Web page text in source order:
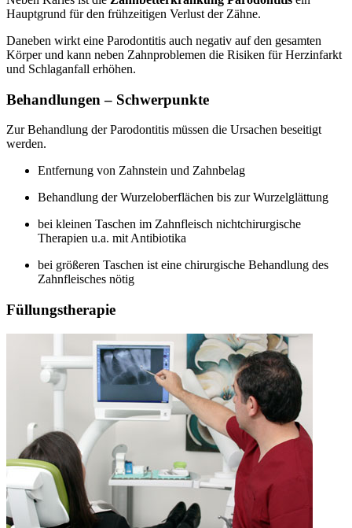
Hauptgrund für den frühzeitigen Verlust der Zähne.
Daneben wirkt eine Parodontitis auch negativ auf den gesamten
Körper und kann neben Zahnproblemen die Risiken für Herzinfarkt
und Schlaganfall erhöhen.
Behandlungen – Schwerpunkte
Zur Behandlung der Parodontitis müssen die Ursachen beseitigt
werden.
Entfernung von Zahnstein und Zahnbelag
Behandlung der Wurzeloberflächen bis zur Wurzelglättung
bei kleinen Taschen im Zahnfleisch nichtchirurgische
Therapien u.a. mit Antibiotika
bei größeren Taschen ist eine chirurgische Behandlung des
Zahnfleisches nötig
Füllungstherapie